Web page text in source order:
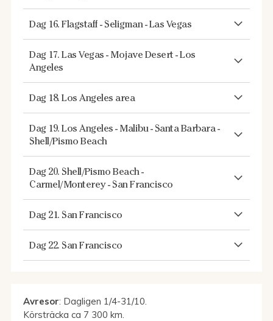
Dag 16. Flagstaff - Seligman - Las Vegas
Dag 17. Las Vegas - Mojave Desert - Los
Angeles
Dag 18. Los Angeles area
Dag 19. Los Angeles - Malibu - Santa Barbara -
Shell/Pismo Beach
Dag 20. Shell/Pismo Beach -
Carmel/Monterey - San Francisco
Dag 21. San Francisco
Dag 22. San Francisco
Avresor: Dagligen 1/4-31/10.
Körsträcka ca 7 300 km.